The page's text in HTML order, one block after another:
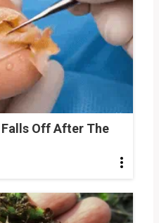
Falls Off After The